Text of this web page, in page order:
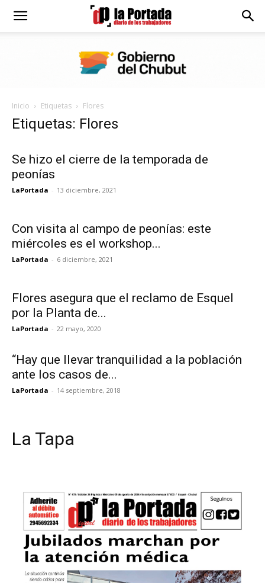
Diario
Portada
Inicio Etiquetas Flores
Etiquetas: Flores
Se hizo el cierre de la temporada de
peonías
LaPortada - 13 diciembre, 2021
Con visita al campo de peonías: este
miércoles es el workshop...
LaPortada - 6 diciembre, 2021
Flores asegura que el reclamo de Esquel
por la Planta de...
LaPortada - 22 mayo, 2020
“Hay que llevar tranquilidad a la población
ante los casos de...
LaPortada - 14 septiembre, 2018
La Tapa